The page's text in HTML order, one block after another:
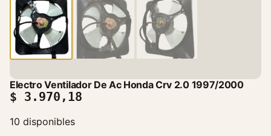
Electro Ventilador De Ac Honda Crv 2.0 1997/2000
$ 3.970,18
10 disponibles